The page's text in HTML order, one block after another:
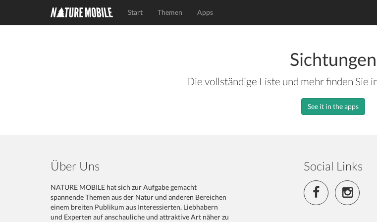
Start Themen Apps
Sichtungen
Die vollständige Liste und mehr finden Sie
See it in the apps
Über Uns
NATURE MOBILE hat sich zur Aufgabe gemacht
spannende Themen aus der Natur und anderen Bereichen
einem breiten Publikum aus Interessierten, Liebhabern
und Experten auf anschauliche und attraktive Art näher zu
Social Links